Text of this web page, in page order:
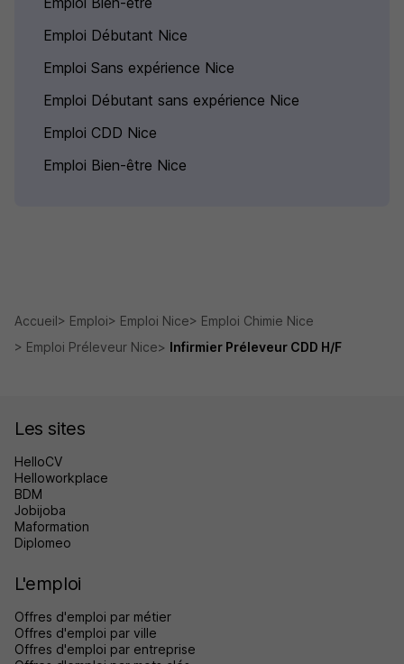
Emploi Débutant Nice
Emploi Sans expérience Nice
Emploi Débutant sans expérience Nice
Emploi CDD Nice
Emploi Bien-être Nice
Accueil Emploi Emploi Nice
Emploi Chimie Nice
Emploi Préleveur Nice
Infirmier Préleveur CDD H/F
Les sites
HelloCV
Helloworkplace
BDM
Jobijoba
Maformation
Diplomeo
L'emploi
Offres d'emploi par métier
Offres d'emploi par ville
Offres d'emploi par entreprise